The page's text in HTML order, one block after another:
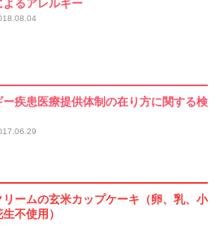
疾患医療提供体制の在り方に関する検